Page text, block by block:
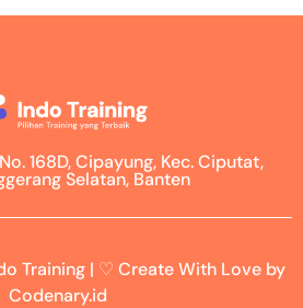
168D, Cipayung, Kec. Ciputat,
Selatan, Banten
Training | ♡ Create With Love by
Codenary.id